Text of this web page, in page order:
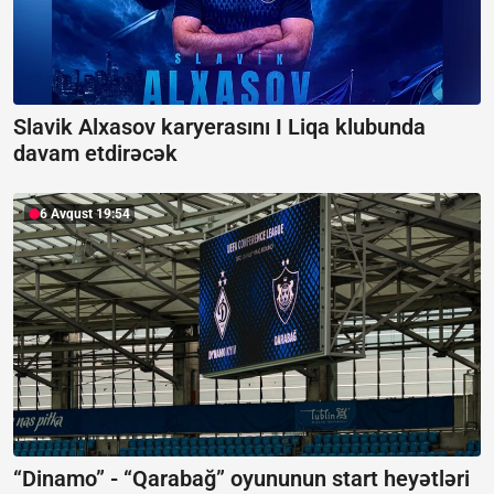
Slavik Alxasov karyerasını I Liqa klubunda
davam etdirəcək
6 Avqust 19:54
“Dinamo” - “Qarabağ” oyununun start heyətləri